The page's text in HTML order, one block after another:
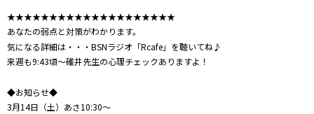
会社概要・ビジョン
お問い合わせ
★★★★★★★★★★★★★★★★★★★★
あなたの弱点と対策がわかります。
気になる詳細は・・・BSNラジオ「Rcafe」を聴いてね♪
来週も9:43頃～碓井先生の心理チェックありますよ！
◆お知らせ◆
3月14日（土）あさ10:30～